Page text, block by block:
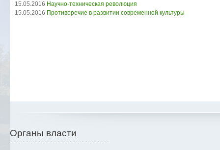
15.05.2016 Научно-техническая революция
15.05.2016 Противоречие в развитии современной культуры
Органы власти